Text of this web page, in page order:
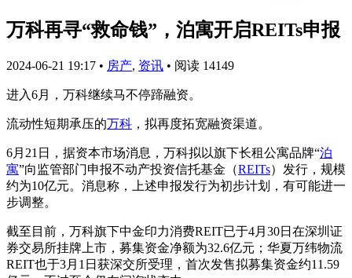
万科再寻“救命钱”，泊寓开启REITs申报
2024-06-21 19:17 • 房产, 资讯 • 阅读 14149
进入6月，万科继续马不停蹄融资。
流动性短期承压的万科 ，拟再度拓宽融资渠道。
6月21日，据资本市场消息，万科拟以旗下长租公寓品牌“泊
寓”向监管部门申报不动产投资信托基金（REITs）发行，规模
约为10亿元。消息称，上述申报发行为初步计划，有可能进一
步调整。
截至目前，万科旗下中金印力消费REIT已于4月30日在深圳证
券交易所挂牌上市，募集资金净额为32.6亿元；华夏万纬物流
REIT也于3月1日获深交所受理，首次发售拟募集资金约11.59